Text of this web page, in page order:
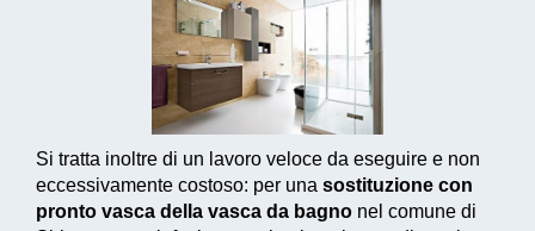
Si tratta inoltre di un lavoro veloce da eseguire e non
eccessivamente costoso: per una sostituzione con
pronto vasca della vasca da bagno nel comune di